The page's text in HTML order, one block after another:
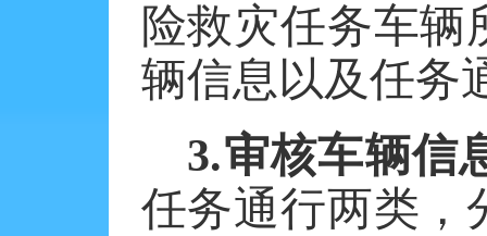
险救灾任务车
辆信息以及任务
3.审核车辆信
任务通行两类，